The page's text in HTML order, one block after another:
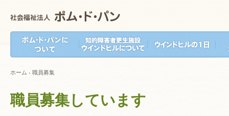
ホーム › 職員募集
職員募集しています